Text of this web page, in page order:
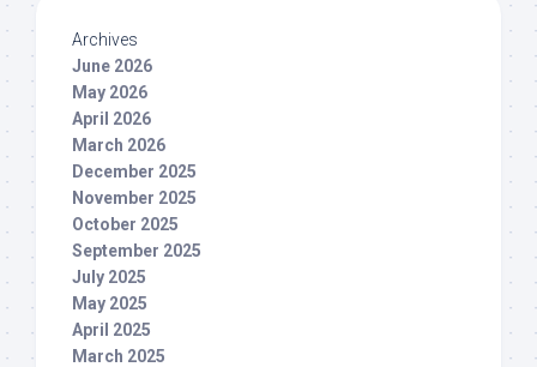
Archives
June 2026
May 2026
April 2026
March 2026
December 2025
November 2025
October 2025
September 2025
July 2025
May 2025
April 2025
March 2025